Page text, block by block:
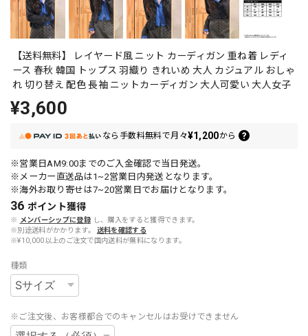
【送料無料】 レイヤード風 ニット カーディガン 重ね着 レディ
ース 春秋 韓国 トップス 羽織り きれいめ 大人 カジュアル おしゃ
れ 切り替え 配色 長袖 ニットカーディガン 大人可愛い 大人女子
¥3,600
なら 手数料無料で月々¥1,200から
※営業日AM9:00までのご入金確認で当日発送。
※メーカー直送品は1~2営業日内発送となります。
※海外お取り寄せは7~20営業日でお届けとなります。
36 ポイント獲得
※ メンバーシップに登録 し、購入をすると獲得できます。
※別途送料がかかります。
送料を確認する
※¥10,000以上のご注文で国内送料が無料になります。
種類
※ご注文後、お客様都合でのキャンセルはお受けできません